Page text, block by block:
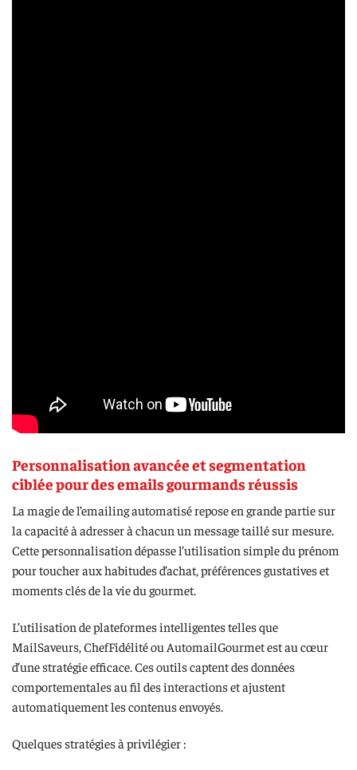
Personnalisation avancée et segmentation
ciblée pour des emails gourmands réussis
La magie de l’emailing automatisé repose en grande partie sur
la capacité à adresser à chacun un message taillé sur mesure.
Cette personnalisation dépasse l’utilisation simple du prénom
pour toucher aux habitudes d’achat, préférences gustatives et
moments clés de la vie du gourmet.
L’utilisation de plateformes intelligentes telles que
MailSaveurs, ChefFidélité ou AutomailGourmet est au cœur
d’une stratégie efficace. Ces outils captent des données
comportementales au fil des interactions et ajustent
automatiquement les contenus envoyés.
Quelques stratégies à privilégier :